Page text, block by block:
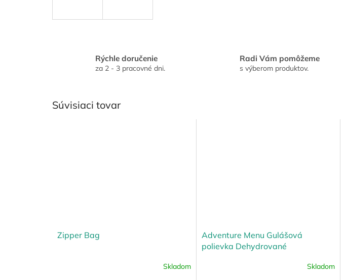
Rýchle doručenie
za 2 - 3 pracovné dni.
Radi Vám pomôžeme
s výberom produktov.
Súvisiaci tovar
Zipper Bag
Skladom
Adventure Menu Gulášová
polievka Dehydrované
Skladom